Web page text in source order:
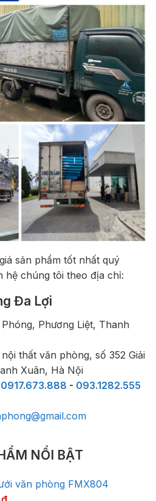
sản phẩm tốt nhất quý
hệ chúng tôi theo địa chỉ:
Đa Lợi
Phương Liệt, Thanh
thất văn phòng, số 352 Giải
Xuân, Hà Nội
0917.673.888 - 093.1282.555
NỔI BẬT
văn phòng FMX804